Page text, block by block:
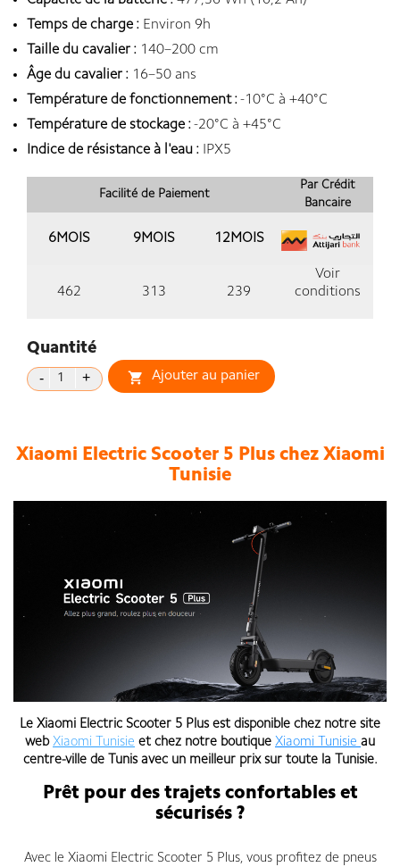
Temps de charge : Environ 9h
Taille du cavalier : 140–200 cm
Âge du cavalier : 16–50 ans
Température de fonctionnement :-10°C à +40°C
Température de stockage :-20°C à +45°C
Indice de résistance à l'eau : IPX5
Facilité de Paiement
Par Crédit
Bancaire
6MOIS 9MOIS 12MOIS
462 313 239
Voir
conditions
Quantité
 Ajouter au panier
Xiaomi Electric Scooter 5 Plus chez Xiaomi
Tunisie
Le Xiaomi Electric Scooter 5 Plus est disponible chez notre site
web Xiaomi Tunisie et chez notre boutique Xiaomi Tunisie au
centre-ville de Tunis avec un meilleur prix sur toute la Tunisie.
Prêt pour des trajets confortables et
sécurisés ?
Avec le Xiaomi Electric Scooter 5 Plus, vous profitez de pneus